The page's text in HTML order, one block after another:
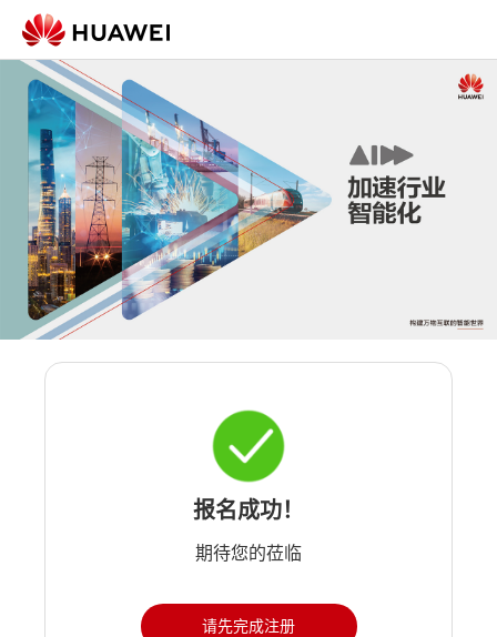
报名成功！
期待您的莅临
请先完成注册